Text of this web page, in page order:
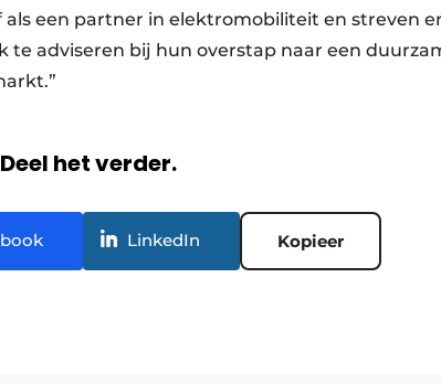
als een partner in elektromobiliteit en streven
te adviseren bij hun overstap naar een
het verder.
LinkedIn Kopieer